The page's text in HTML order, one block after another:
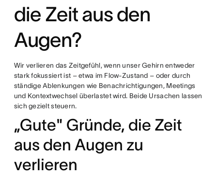
die Zeit aus den
Augen?
Wir verlieren das Zeitgefühl, wenn unser Gehirn entweder
stark fokussiert ist – etwa im Flow-Zustand – oder durch
ständige Ablenkungen wie Benachrichtigungen, Meetings
und Kontextwechsel überlastet wird. Beide Ursachen lassen
sich gezielt steuern.
„Gute" Gründe, die Zeit
aus den Augen zu
verlieren